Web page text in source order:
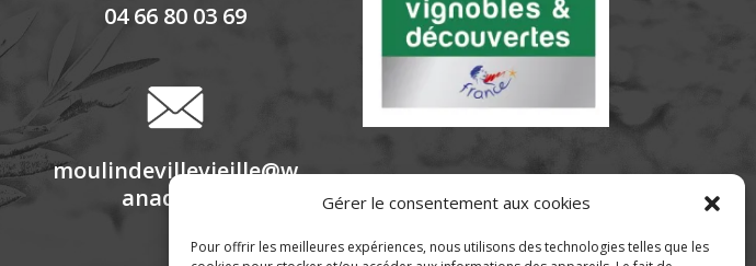
Gérer le consentement aux cookies
Pour offrir les meilleures expériences, nous utilisons des technologies telles que les
04 66 80 03 69
moulindevillevieille@w
anadoo.fr